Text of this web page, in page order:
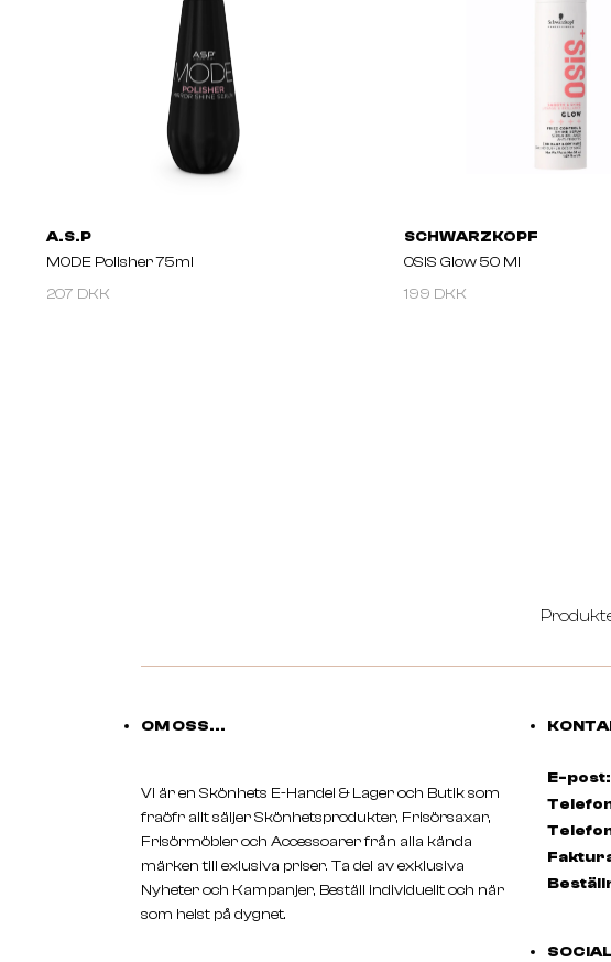
A.S.P
MODE Polisher 75ml
207 DKK
SCHWARZKOPF
OSIS Glow 50 Ml
199 DKK
OM OSS...
Vi är en Skönhets E-Handel & Lager och Butik som
fraöfr allt säljer Skönhetsprodukter, Frisörsaxar,
Frisörmöbler och Accessoarer från alla kända
märken till exlusiva priser. Ta del av exklusiva
Nyheter och Kampanjer, Beställ individuellt och när
som helst på dygnet.
E-